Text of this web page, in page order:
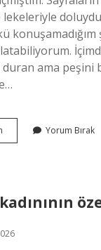
lekeleriyle
duran ama peşini
Türkiye’de
kaç
Yorum Bırak